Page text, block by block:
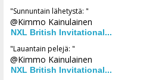
"Sunnuntain lähetystä: "
@Kimmo Kainulainen
NXL British Invitational...
"Lauantain pelejä: "
@Kimmo Kainulainen
NXL British Invitational...